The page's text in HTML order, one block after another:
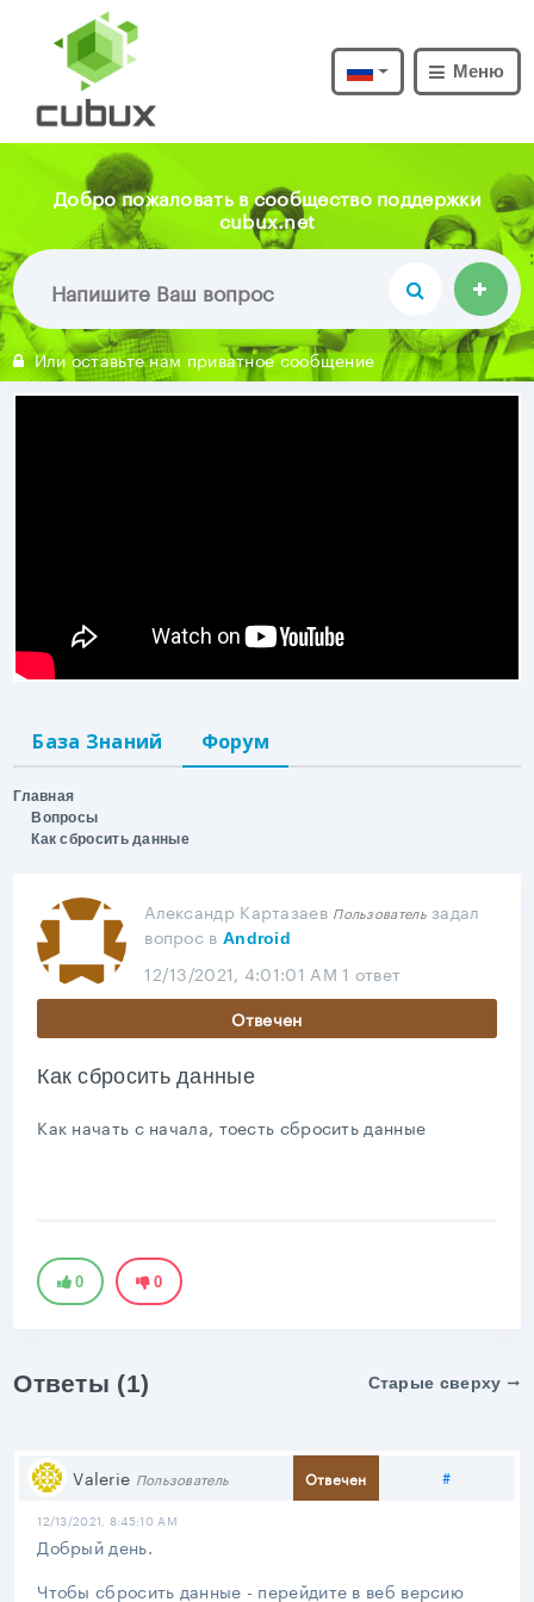
Меню
Добро пожаловать в сообщество поддержки
cubux.net
Или оставьте нам приватное сообщение
База Знаний Форум
Главная
Вопросы
Как сбросить данные
Александр Картазаев Пользователь задал
вопрос в Android
12/13/2021, 4:01:01 AM 1 ответ
Отвечен
Как сбросить данные
Как начать с начала, тоесть сбросить данные
0 0
Ответы (1) Старые сверху
Valerie Пользователь Отвечен #
12/13/2021, 8:45:10 AM
Добрый день.
Чтобы сбросить данные - перейдите в веб версию